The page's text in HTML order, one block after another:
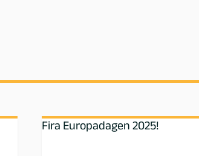
Fira Europadagen 2025!